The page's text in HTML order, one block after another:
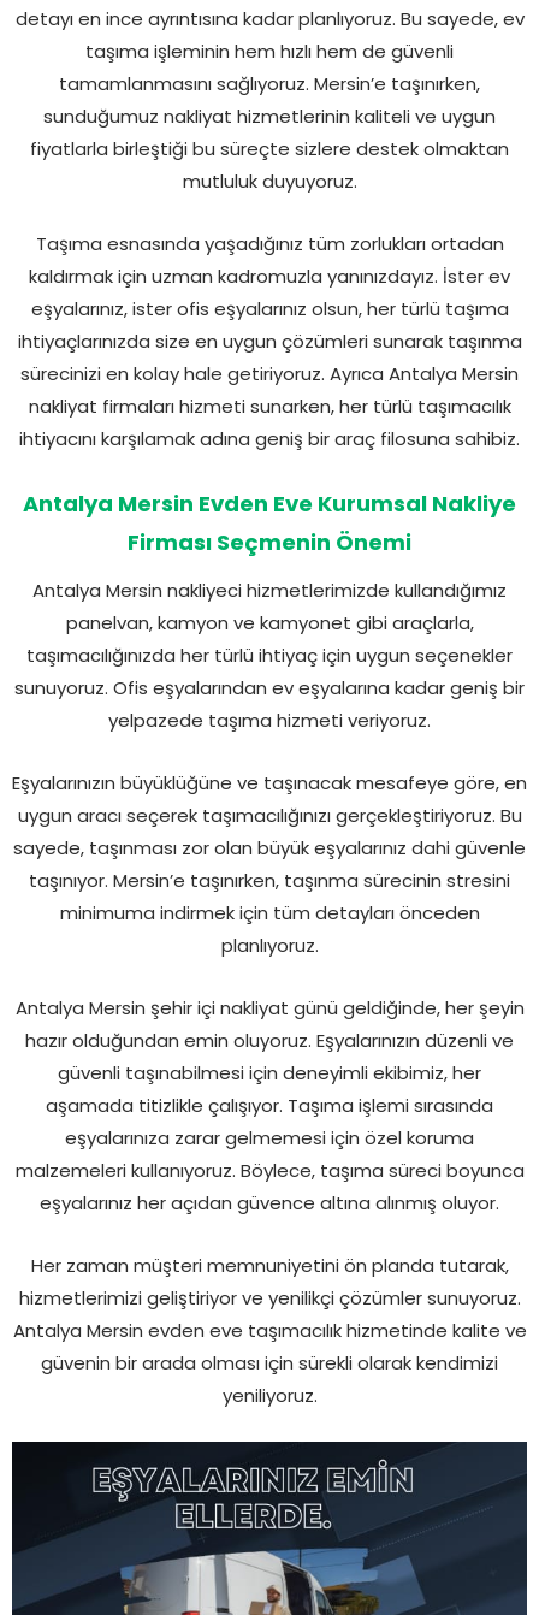
detayı en ince ayrıntısına kadar planlıyoruz. Bu sayede, ev
taşıma işleminin hem hızlı hem de güvenli
tamamlanmasını sağlıyoruz. Mersin’e taşınırken,
sunduğumuz nakliyat hizmetlerinin kaliteli ve uygun
fiyatlarla birleştiği bu süreçte sizlere destek olmaktan
mutluluk duyuyoruz.
Taşıma esnasında yaşadığınız tüm zorlukları ortadan
kaldırmak için uzman kadromuzla yanınızdayız. İster ev
eşyalarınız, ister ofis eşyalarınız olsun, her türlü taşıma
ihtiyaçlarınızda size en uygun çözümleri sunarak taşınma
sürecinizi en kolay hale getiriyoruz. Ayrıca Antalya Mersin
nakliyat firmaları hizmeti sunarken, her türlü taşımacılık
ihtiyacını karşılamak adına geniş bir araç filosuna sahibiz.
Antalya Mersin Evden Eve Kurumsal Nakliye
Firması Seçmenin Önemi
Antalya Mersin nakliyeci hizmetlerimizde kullandığımız
panelvan, kamyon ve kamyonet gibi araçlarla,
taşımacılığınızda her türlü ihtiyaç için uygun seçenekler
sunuyoruz. Ofis eşyalarından ev eşyalarına kadar geniş bir
yelpazede taşıma hizmeti veriyoruz.
Eşyalarınızın büyüklüğüne ve taşınacak mesafeye göre, en
uygun aracı seçerek taşımacılığınızı gerçekleştiriyoruz. Bu
sayede, taşınması zor olan büyük eşyalarınız dahi güvenle
taşınıyor. Mersin’e taşınırken, taşınma sürecinin stresini
minimuma indirmek için tüm detayları önceden
planlıyoruz.
Antalya Mersin şehir içi nakliyat günü geldiğinde, her şeyin
hazır olduğundan emin oluyoruz. Eşyalarınızın düzenli ve
güvenli taşınabilmesi için deneyimli ekibimiz, her
aşamada titizlikle çalışıyor. Taşıma işlemi sırasında
eşyalarınıza zarar gelmemesi için özel koruma
malzemeleri kullanıyoruz. Böylece, taşıma süreci boyunca
eşyalarınız her açıdan güvence altına alınmış oluyor.
Her zaman müşteri memnuniyetini ön planda tutarak,
hizmetlerimizi geliştiriyor ve yenilikçi çözümler sunuyoruz.
Antalya Mersin evden eve taşımacılık hizmetinde kalite ve
güvenin bir arada olması için sürekli olarak kendimizi
yeniliyoruz.